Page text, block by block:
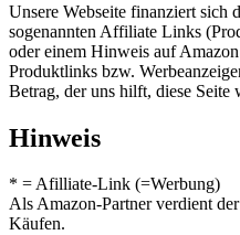
Unsere Webseite finanziert sich
sogenannten Affiliate Links
oder einem Hinweis auf
Produktlinks bzw.
Betrag, der uns hilft, diese Seite
Hinweis
* = Afilliate-Link (=Werbung)
Als Amazon-Partner verdient
Käufen.